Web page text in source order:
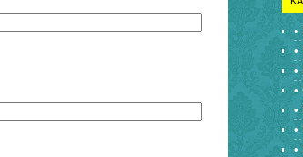
•
•
•
•
•
•
•